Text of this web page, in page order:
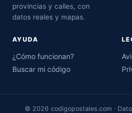
provincias y calles, con
datos reales y mapas.
AYUDA
¿Cómo funcionan?
Buscar mi código
© 2026 codigopostales.com ·